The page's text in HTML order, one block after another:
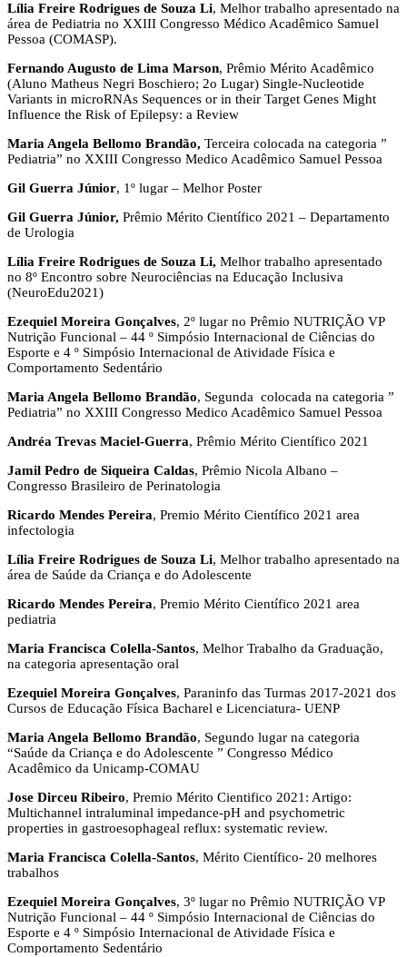
Lília Freire Rodrigues de Souza Li, Melhor trabalho apresentado na
área de Pediatria no XXIII Congresso Médico Acadêmico Samuel
Pessoa (COMASP).
Fernando Augusto de Lima Marson, Prêmio Mérito Acadêmico
(Aluno Matheus Negri Boschiero; 2o Lugar) Single-Nucleotide
Variants in microRNAs Sequences or in their Target Genes Might
Influence the Risk of Epilepsy: a Review
Maria Angela Bellomo Brandão, Terceira colocada na categoria ”
Pediatria” no XXIII Congresso Medico Acadêmico Samuel Pessoa
Gil Guerra Júnior, 1º lugar – Melhor Poster
Gil Guerra Júnior, Prêmio Mérito Científico 2021 – Departamento
de Urologia
Lília Freire Rodrigues de Souza Li, Melhor trabalho apresentado
no 8º Encontro sobre Neurociências na Educação Inclusiva
(NeuroEdu2021)
Ezequiel Moreira Gonçalves, 2º lugar no Prêmio NUTRIÇÃO VP
Nutrição Funcional – 44 º Simpósio Internacional de Ciências do
Esporte e 4 º Simpósio Internacional de Atividade Física e
Comportamento Sedentário
Maria Angela Bellomo Brandão, Segunda colocada na categoria ”
Pediatria” no XXIII Congresso Medico Acadêmico Samuel Pessoa
Andréa Trevas Maciel-Guerra, Prêmio Mérito Científico 2021
Jamil Pedro de Siqueira Caldas, Prêmio Nicola Albano –
Congresso Brasileiro de Perinatologia
Ricardo Mendes Pereira, Premio Mérito Científico 2021 area
infectologia
Lília Freire Rodrigues de Souza Li, Melhor trabalho apresentado na
área de Saúde da Criança e do Adolescente
Ricardo Mendes Pereira, Premio Mérito Científico 2021 area
pediatria
Maria Francisca Colella-Santos, Melhor Trabalho da Graduação,
na categoria apresentação oral
Ezequiel Moreira Gonçalves, Paraninfo das Turmas 2017-2021 dos
Cursos de Educação Física Bacharel e Licenciatura- UENP
Maria Angela Bellomo Brandão, Segundo lugar na categoria
“Saúde da Criança e do Adolescente ” Congresso Médico
Acadêmico da Unicamp-COMAU
Jose Dirceu Ribeiro, Premio Mérito Cientifico 2021: Artigo:
Multichannel intraluminal impedance-pH and psychometric
properties in gastroesophageal reflux: systematic review.
Maria Francisca Colella-Santos, Mérito Científico- 20 melhores
trabalhos
Ezequiel Moreira Gonçalves, 3º lugar no Prêmio NUTRIÇÃO VP
Nutrição Funcional – 44 º Simpósio Internacional de Ciências do
Esporte e 4 º Simpósio Internacional de Atividade Física e
Comportamento Sedentário